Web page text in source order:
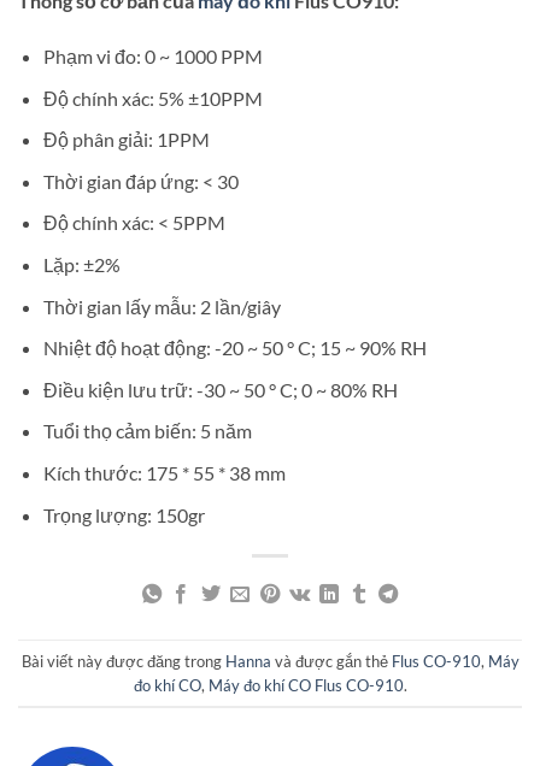
Phạm vi đo: 0 ~ 1000 PPM
Độ chính xác: 5% ±10PPM
Độ phân giải: 1PPM
Thời gian đáp ứng: < 30
Độ chính xác: < 5PPM
Lặp: ±2%
Thời gian lấy mẫu: 2 lần/giây
Nhiệt độ hoạt động: -20 ~ 50 ° C; 15 ~ 90% RH
Điều kiện lưu trữ: -30 ~ 50 ° C; 0 ~ 80% RH
Tuổi thọ cảm biến: 5 năm
Kích thước: 175 * 55 * 38 mm
Trọng lượng: 150gr
Bài viết này được đăng trong Hanna và được gắn thẻ Flus CO-910, Máy
đo khí CO, Máy đo khí CO Flus CO-910.